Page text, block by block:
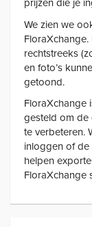
prijzen die je
We zien we
rechtstreeks
en foto’s
getoond.
FloraXchange
gesteld om de
te verbeteren.
inloggen of de
helpen
FloraXchange